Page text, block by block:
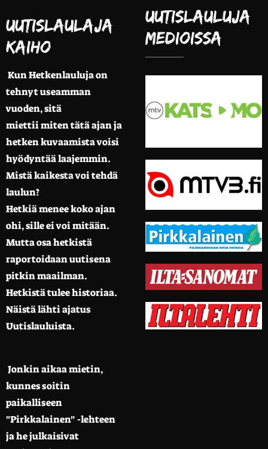
Uutislaulaja
Kaiho
Kun Hetkenlauluja on
tehnyt useamman
vuoden, sitä
miettii miten tätä ajan ja
hetken kuvaamista voisi
hyödyntää laajemmin.
Mistä kaikesta voi tehdä
laulun?
Hetkiä menee koko ajan
ohi, sille ei voi mitään.
Mutta osa hetkistä
raportoidaan uutisena
pitkin maailman.
Hetkistä tulee historiaa.
Näistä lähti ajatus
Uutislauluista.
Jonkin aikaa mietin,
kunnes soitin
paikalliseen
"Pirkkalainen" -lehteen
ja he julkaisivat
Uutislauluja
Medioissa